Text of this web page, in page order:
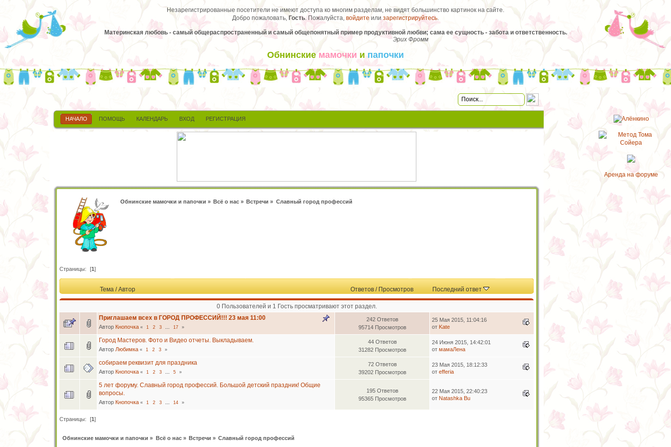
Незарегистрированные посетители не имеют доступа ко многим разделам, не видят большинство картинок на сайте.
Добро пожаловать, Гость. Пожалуйста, войдите илизарегистрируйтесь.
Материнская любовь - самый общераспространенный и самый общепонятный пример продуктивной любви; сама ее сущность - забота и ответственность.
Эрих Фромм
Обнинские мамочки ипапочки
НАЧАЛО ПОМОЩЬ КАЛЕНДАРЬ ВХОД РЕГИСТРАЦИЯ
Обнинские мамочки и папочки » Всё о нас» Встречи » Славный город профессий
Страницы: [1]
Тема /Автор Ответов / Просмотров Последний ответ
0 Пользователей и 1 Гость просматривают этот раздел.
Приглашаем всех в ГОРОД ПРОФЕССИЙ!!! 23 мая 11:00
Автор Кнопочка « 1 2 3 ... 17 »
242 Ответов
95714 Просмотров
25 Мая 2015, 11:04:16
от Kate
Город Мастеров. Фото и Видео отчеты. Выкладываем.
Автор Любимка « 1 2 3 »
44 Ответов
31282 Просмотров
24 Июня 2015, 14:42:01
от мамаЛена
собираем реквизит для праздника
Автор Кнопочка « 1 2 3 ... 5 »
72 Ответов
39202 Просмотров
23 Мая 2015, 18:12:33
от efferia
5 лет форуму. Славный город профессий. Большой детский праздник! Общие
вопросы.
Автор Кнопочка « 1 2 3 ... 14 »
195 Ответов
95365 Просмотров
22 Мая 2015, 22:40:23
от Natashka Bu
Страницы: [1]
Обнинские мамочки и папочки » Всё о нас» Встречи » Славный город профессий
Аренда на форуме